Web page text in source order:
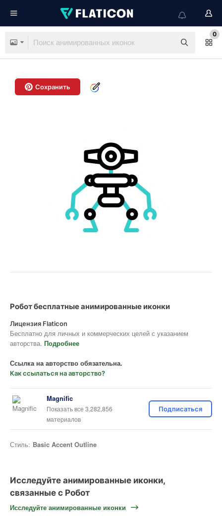
0
Сохранить
Робот бесплатные анимированные иконки
Лицензия Flaticon
Бесплатно для личных и коммерческих целей с указанием
авторства. Подробнее
Ссылка на авторство обязательна.
Как ссылаться на авторство?
Magnific
Показать все 3,282,856
материалов
Подписаться
Стиль: Basic Accent Outline
Исследуйте анимированные иконки,
связанные с Робот
Исследуйте анимированные иконки